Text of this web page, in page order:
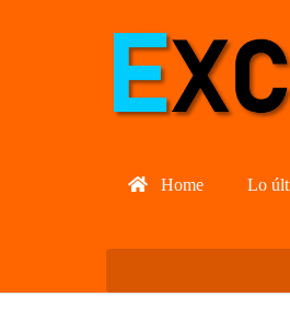
Home Lo